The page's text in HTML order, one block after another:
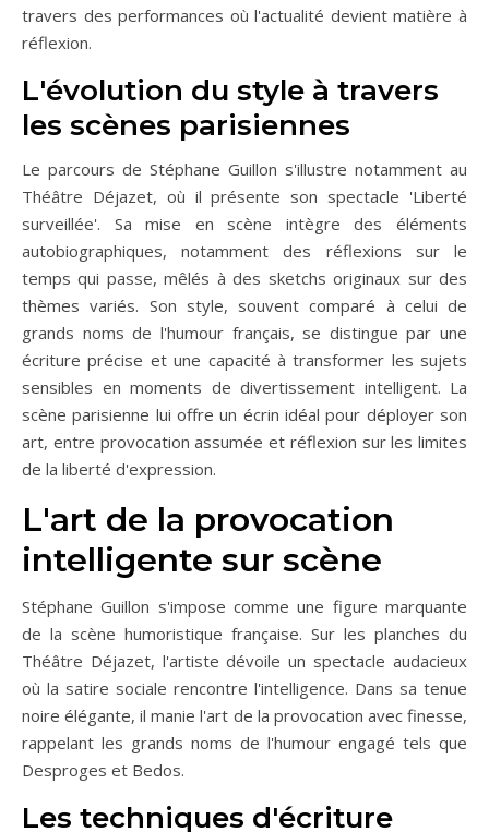
travers des performances où l'actualité devient matière à
réflexion.
L'évolution du style à travers
les scènes parisiennes
Le parcours de Stéphane Guillon s'illustre notamment au
Théâtre Déjazet, où il présente son spectacle 'Liberté
surveillée'. Sa mise en scène intègre des éléments
autobiographiques, notamment des réflexions sur le
temps qui passe, mêlés à des sketchs originaux sur des
thèmes variés. Son style, souvent comparé à celui de
grands noms de l'humour français, se distingue par une
écriture précise et une capacité à transformer les sujets
sensibles en moments de divertissement intelligent. La
scène parisienne lui offre un écrin idéal pour déployer son
art, entre provocation assumée et réflexion sur les limites
de la liberté d'expression.
L'art de la provocation
intelligente sur scène
Stéphane Guillon s'impose comme une figure marquante
de la scène humoristique française. Sur les planches du
Théâtre Déjazet, l'artiste dévoile un spectacle audacieux
où la satire sociale rencontre l'intelligence. Dans sa tenue
noire élégante, il manie l'art de la provocation avec finesse,
rappelant les grands noms de l'humour engagé tels que
Desproges et Bedos.
Les techniques d'écriture